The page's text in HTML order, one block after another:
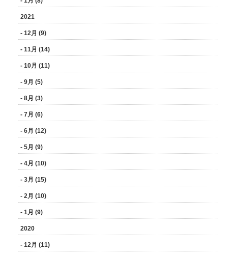
2021
- 12月 (9)
- 11月 (14)
- 10月 (11)
- 9月 (5)
- 8月 (3)
- 7月 (6)
- 6月 (12)
- 5月 (9)
- 4月 (10)
- 3月 (15)
- 2月 (10)
- 1月 (9)
2020
- 12月 (11)